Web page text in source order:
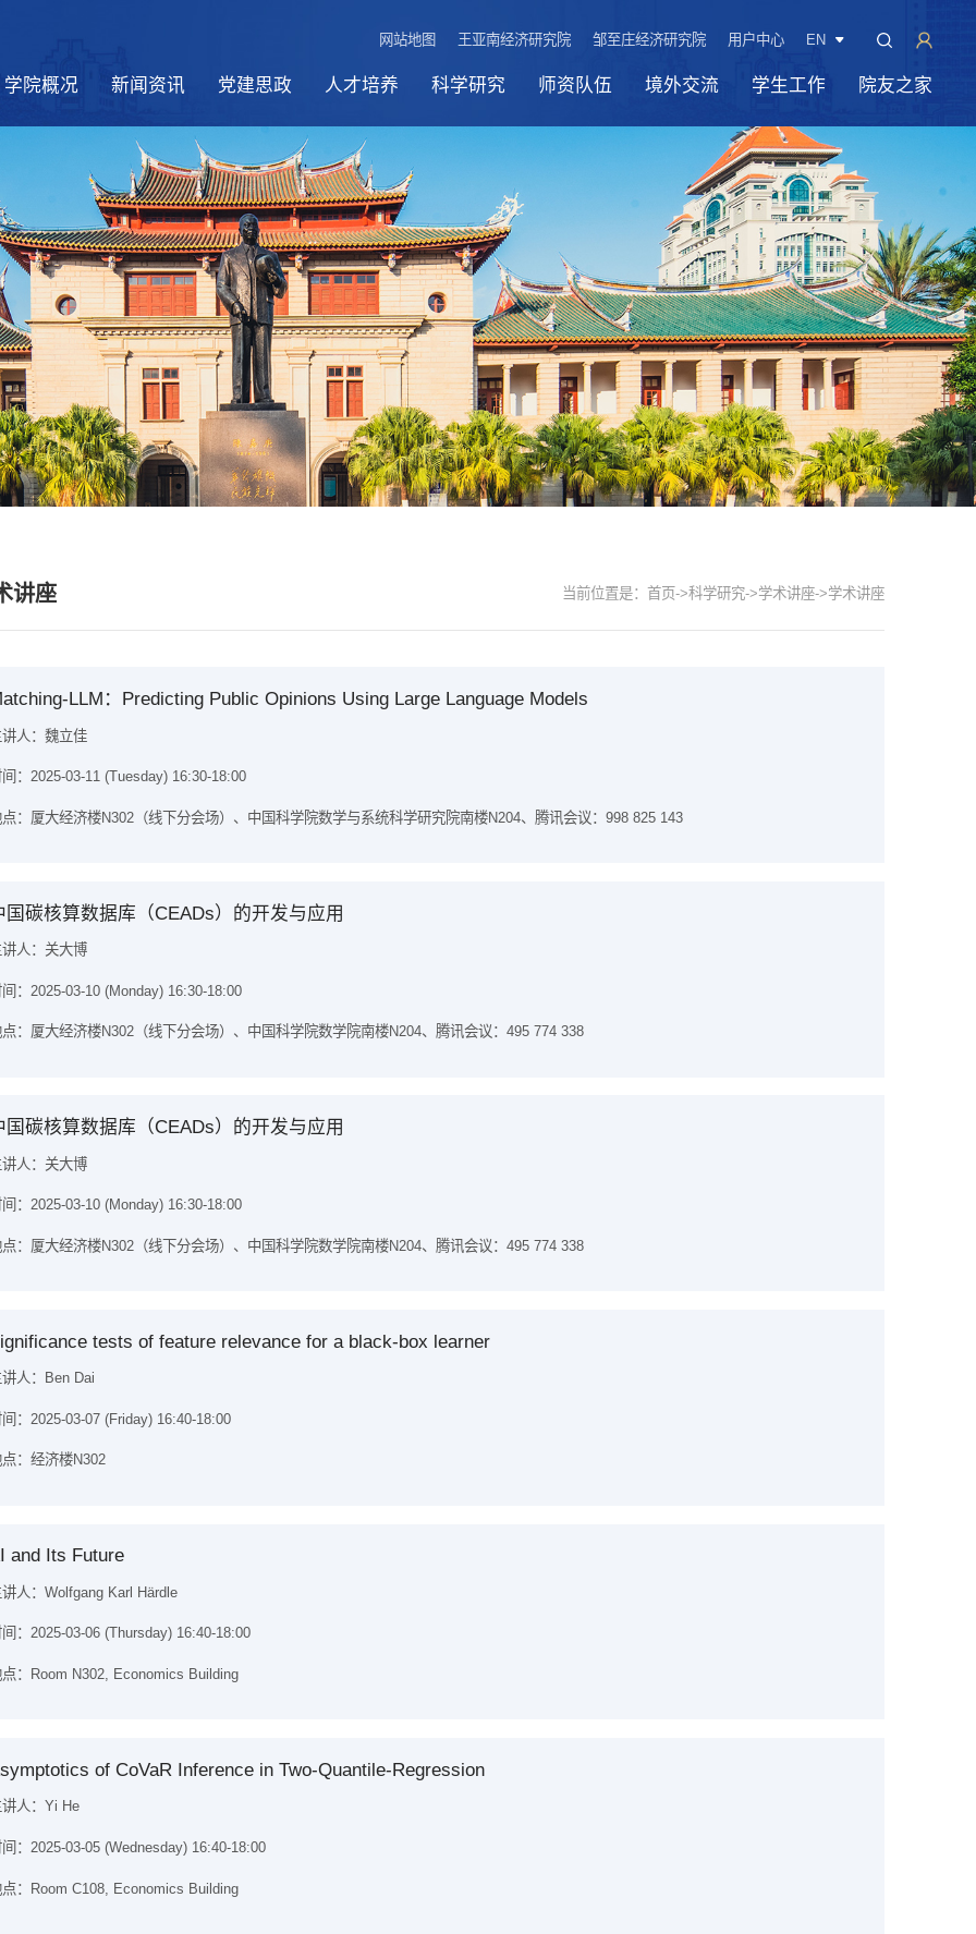
网站地图 王亚南经济研究院 邹至庄经济研究院 用户中心 EN
学院概况 新闻资讯 党建思政 人才培养 科学研究 师资队伍 境外交流 学生工作 院友之家
讲座 当前位置是： 首页->科学研究->学术讲座->学术讲座
LLM：Predicting Public Opinions Using Large Language Models
讲人：魏立佳
间：2025-03-11 (Tuesday) 16:30-18:00
：厦大经济楼N302（线下分会场）、中国科学院数学与系统科学研究院南楼N204、腾讯会议：998 825 143
国碳核算数据库（CEADs）的开发与应用
讲人：关大博
间：2025-03-10 (Monday) 16:30-18:00
：厦大经济楼N302（线下分会场）、中国科学院数学院南楼N204、腾讯会议：495 774 338
国碳核算数据库（CEADs）的开发与应用
讲人：关大博
间：2025-03-10 (Monday) 16:30-18:00
：厦大经济楼N302（线下分会场）、中国科学院数学院南楼N204、腾讯会议：495 774 338
tests of feature relevance for a black-box learner
讲人：Ben Dai
间：2025-03-07 (Friday) 16:40-18:00
：经济楼N302
and Its Future
讲人：Wolfgang Karl Härdle
间：2025-03-06 (Thursday) 16:40-18:00
：Room N302, Economics Building
of CoVaR Inference in Two-Quantile-Regression
讲人：Yi He
间：2025-03-05 (Wednesday) 16:40-18:00
：Room C108, Economics Building